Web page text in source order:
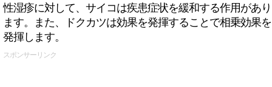
性湿疹に対して、サイコは疾患症状を緩和する作用があり
ます。また、ドクカツは効果を発揮することで相乗効果を
発揮します。
スポンサーリンク